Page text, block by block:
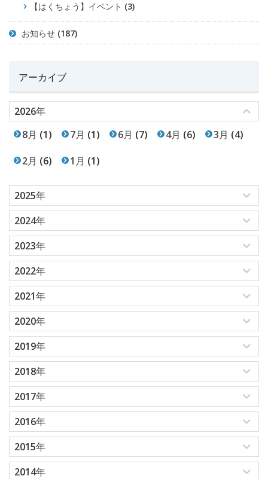
【はくちょう】イベント (3)
お知らせ (187)
アーカイブ
2026年
8月 (1) 7月 (1) 6月 (7) 4月 (6) 3月 (4)
2月 (6) 1月 (1)
2025年
2024年
2023年
2022年
2021年
2020年
2019年
2018年
2017年
2016年
2015年
2014年